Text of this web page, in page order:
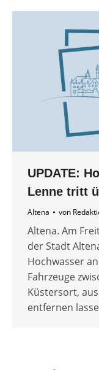
UPDATE:
Lenne tritt
Altena von
Altena. Am
der Stadt
Hochwasser
Fahrzeuge
Küstersort,
entfernen